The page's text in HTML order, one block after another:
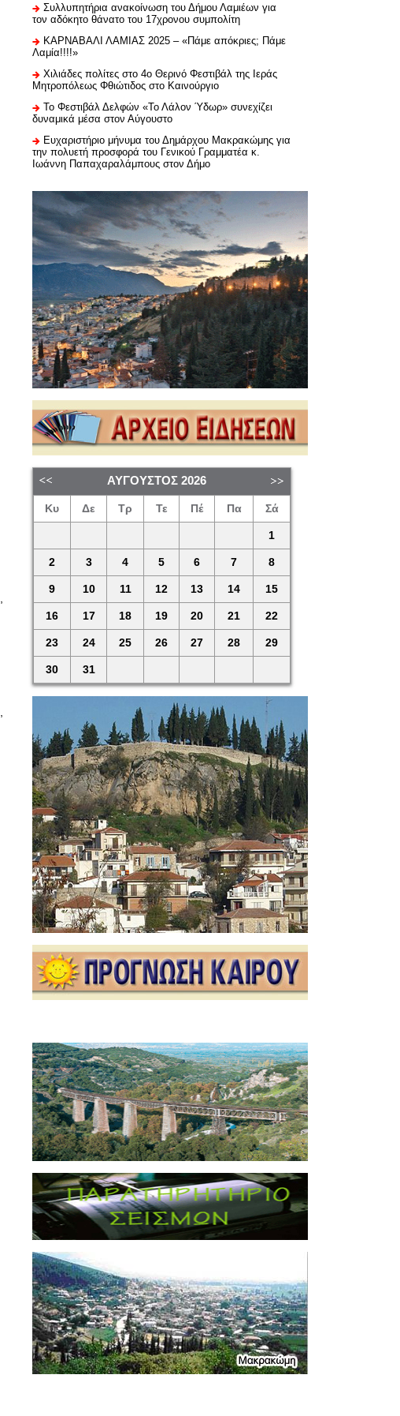
Συλλυπητήρια ανακοίνωση του Δήμου Λαμιέων για
τον αδόκητο θάνατο του 17χρονου συμπολίτη
ΚΑΡΝΑΒΑΛΙ ΛΑΜΙΑΣ 2025 – «Πάμε απόκριες; Πάμε
Λαμία!!!!»
Χιλιάδες πολίτες στο 4ο Θερινό Φεστιβάλ της Ιεράς
Μητροπόλεως Φθιώτιδος στο Καινούργιο
Το Φεστιβάλ Δελφών «Το Λάλον Ύδωρ» συνεχίζει
δυναμικά μέσα στον Αύγουστο
Ευχαριστήριo μήνυμα του Δημάρχου Μακρακώμης για
την πολυετή προσφορά του Γενικού Γραμματέα κ.
Ιωάννη Παπαχαραλάμπους στον Δήμο
ΑΎΓΟΥΣΤΟΣ 2026
Κυ Δε Τρ Τε Πέ Πα Σά
1
2 3 4 5 6 7 8
9 10 11 12 13 14 15
16 17 18 19 20 21 22
23 24 25 26 27 28 29
30 31